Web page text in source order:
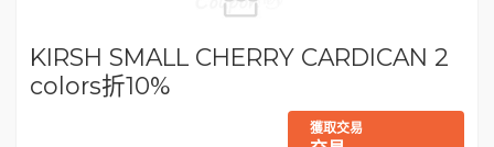
KIRSH SMALL CHERRY CARDICAN 2
colors折10%
獲取交易